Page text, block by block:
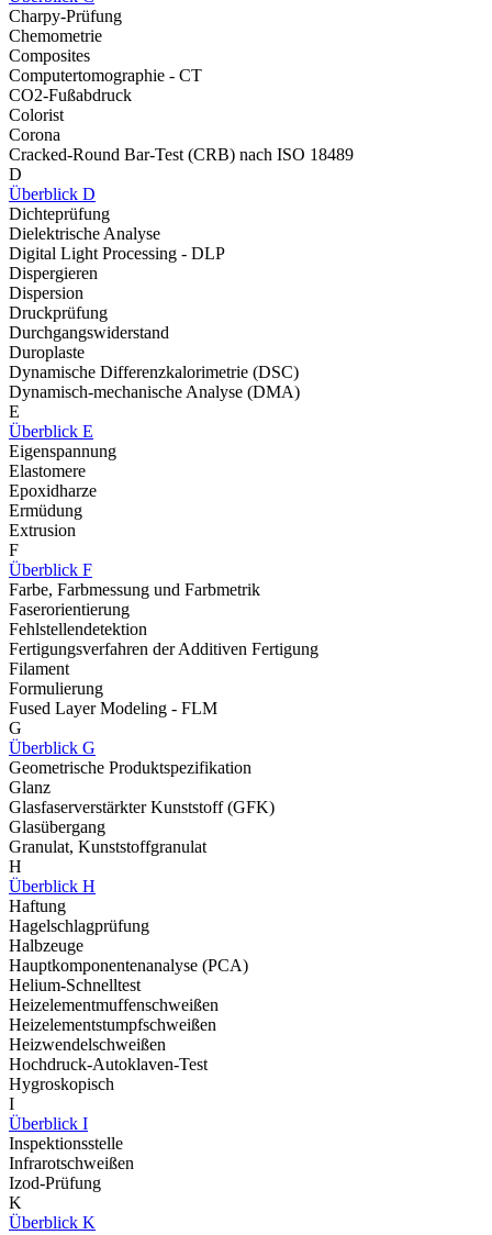
Charpy-Prüfung
Chemometrie
Composites
Computertomographie - CT
CO2-Fußabdruck
Colorist
Corona
Cracked-Round Bar-Test (CRB) nach ISO 18489
D
Überblick D
Dichteprüfung
Dielektrische Analyse
Digital Light Processing - DLP
Dispergieren
Dispersion
Druckprüfung
Durchgangswiderstand
Duroplaste
Dynamische Differenzkalorimetrie (DSC)
Dynamisch-mechanische Analyse (DMA)
E
Überblick E
Eigenspannung
Elastomere
Epoxidharze
Ermüdung
Extrusion
F
Überblick F
Farbe, Farbmessung und Farbmetrik
Faserorientierung
Fehlstellendetektion
Fertigungsverfahren der Additiven Fertigung
Filament
Formulierung
Fused Layer Modeling - FLM
G
Überblick G
Geometrische Produktspezifikation
Glanz
Glasfaserverstärkter Kunststoff (GFK)
Glasübergang
Granulat, Kunststoffgranulat
H
Überblick H
Haftung
Hagelschlagprüfung
Halbzeuge
Hauptkomponentenanalyse (PCA)
Helium-Schnelltest
Heizelementmuffenschweißen
Heizelementstumpfschweißen
Heizwendelschweißen
Hochdruck-Autoklaven-Test
Hygroskopisch
I
Überblick I
Inspektionsstelle
Infrarotschweißen
Izod-Prüfung
K
Überblick K